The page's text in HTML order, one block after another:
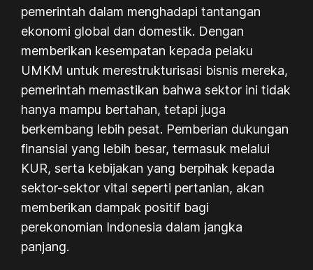
pemerintah dalam menghadapi tantangan
ekonomi global dan domestik. Dengan
memberikan kesempatan kepada pelaku
UMKM untuk merestrukturisasi bisnis mereka,
pemerintah memastikan bahwa sektor ini tidak
hanya mampu bertahan, tetapi juga
berkembang lebih pesat. Pemberian dukungan
finansial yang lebih besar, termasuk melalui
KUR, serta kebijakan yang berpihak kepada
sektor-sektor vital seperti pertanian, akan
memberikan dampak positif bagi
perekonomian Indonesia dalam jangka
panjang.